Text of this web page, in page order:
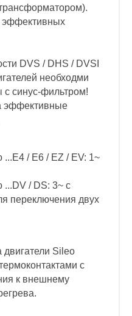
эффективных
DVS / DHS / DVSI
необходми
с синус-фильтром!
эффективные
/ E6 / EZ / EV: 1~
...DV / DS: 3~ с
переключения двух
Sileo
с
к внешнему